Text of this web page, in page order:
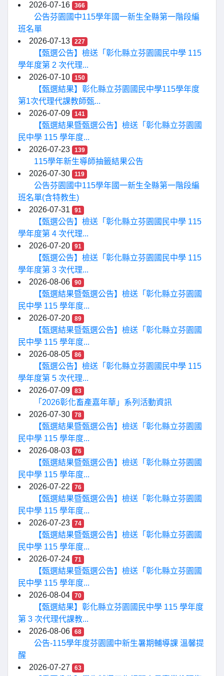
2026-07-16 366
公告芬園國中115學年國一新生全縣第一階段編
班名單
2026-07-13
227
【甄選公告】檢送「彰化縣立芬園國民中學 115
學年度第 2 次代理...
2026-07-10
150
【甄選結果】彰化縣立芬園國民中學115學年度
第1次代理代課教師甄...
2026-07-09
141
【甄選結果暨甄選公告】檢送「彰化縣立芬園國
民中學 115 學年度...
2026-07-23
139
115學年新生導師抽籤結果公告
2026-07-30
119
公告芬園國中115學年國一新生全縣第一階段編
班名單(含特教生)
2026-07-31
91
【甄選公告】檢送「彰化縣立芬園國民中學 115
學年度第 4 次代理...
2026-07-20
91
【甄選公告】檢送「彰化縣立芬園國民中學 115
學年度第 3 次代理...
2026-08-06
90
【甄選結果暨甄選公告】檢送「彰化縣立芬園國
民中學 115 學年度...
2026-07-20
89
【甄選結果暨甄選公告】檢送「彰化縣立芬園國
民中學 115 學年度...
2026-08-05
86
【甄選公告】檢送「彰化縣立芬園國民中學 115
學年度第 5 次代理...
2026-07-09
83
「2026彰化畜產嘉年華」系列活動資訊
2026-07-30
78
【甄選結果暨甄選公告】檢送「彰化縣立芬園國
民中學 115 學年度...
2026-08-03
76
【甄選結果暨甄選公告】檢送「彰化縣立芬園國
民中學 115 學年度...
2026-07-22
76
【甄選結果暨甄選公告】檢送「彰化縣立芬園國
民中學 115 學年度...
2026-07-23
74
【甄選結果暨甄選公告】檢送「彰化縣立芬園國
民中學 115 學年度...
2026-07-24
71
【甄選結果暨甄選公告】檢送「彰化縣立芬園國
民中學 115 學年度...
2026-08-04
70
【甄選結果】彰化縣立芬園國民中學 115 學年度
第 3 次代理代課教...
2026-08-06
68
公告-115學年度芬園國中新生暑期輔導課 溫馨提
醒
2026-07-27
63